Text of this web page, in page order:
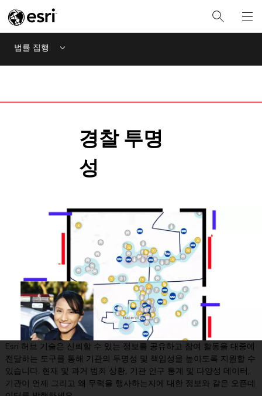
법률 집행 Menu
경찰 투명
성
Esri 허브 기술은 신뢰할 수 있는 정보를 공유하고 참여 활동을 대중에
전달하는 도구를 통해 기관의 투명성 및 책임성을 높이도록 지원할 수
있습니다. 현재 및 과거 범죄 상황, 기관 인구 통계 및 다양성 데이터,
기관이 언제 그리고 왜 무력을 행사하는지에 대한 정보와 같은 오픈데